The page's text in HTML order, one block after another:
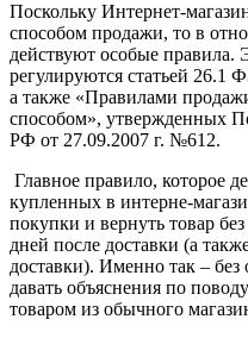
Поскольку Интернет-
способом продажи, то в
действуют особые правила.
регулируются статьей 26.1
а также «Правилами
способом», утвержденных
РФ от 27.09.2007 г. №612.
Главное правило, которое
купленных в интерне-
покупки и вернуть товар
дней после доставки (а
доставки). Именно так –
давать объяснения по
товаром из обычного